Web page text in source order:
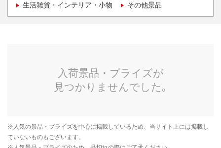
生活雑貨・インテリア・小物 その他景品